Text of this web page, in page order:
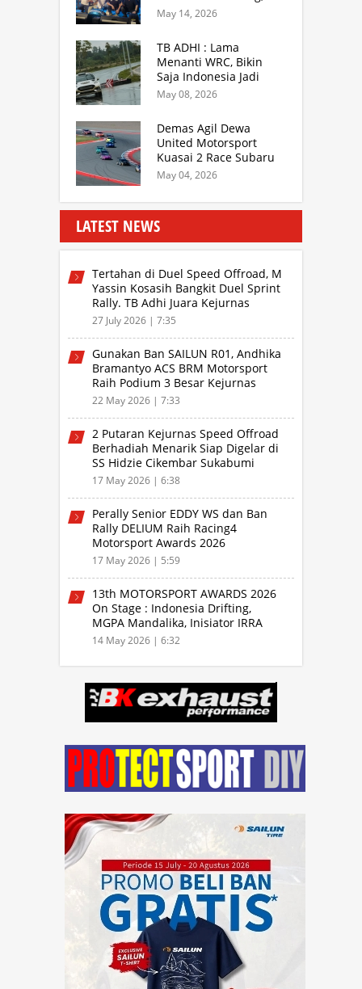
MGPA Mandalika,
Inisiator IRRA dan
Drivers
May 14, 2026
TB ADHI : Lama
Menanti WRC, Bikin
Saja Indonesia Jadi
Sentra Rally Berkelas
Asia Lebih Menarik
May 08, 2026
Demas Agil Dewa
United Motorsport
Kuasai 2 Race Subaru
BRZ Super Series 2026
May 04, 2026
LATEST NEWS
Tertahan di Duel Speed Offroad, M
Yassin Kosasih Bangkit Duel Sprint
Rally. TB Adhi Juara Kejurnas
Speed Offroad Putaran 3 Jabar
27 July 2026 | 7:35
Gunakan Ban SAILUN R01, Andhika
Bramantyo ACS BRM Motorsport
Raih Podium 3 Besar Kejurnas
Drifting Bandung 2026
22 May 2026 | 7:33
2 Putaran Kejurnas Speed Offroad
Berhadiah Menarik Siap Digelar di
SS Hidzie Cikembar Sukabumi
17 May 2026 | 6:38
Perally Senior EDDY WS dan Ban
Rally DELIUM Raih Racing4
Motorsport Awards 2026
17 May 2026 | 5:59
13th MOTORSPORT AWARDS 2026
On Stage : Indonesia Drifting,
MGPA Mandalika, Inisiator IRRA
dan International Rally Drivers
14 May 2026 | 6:32